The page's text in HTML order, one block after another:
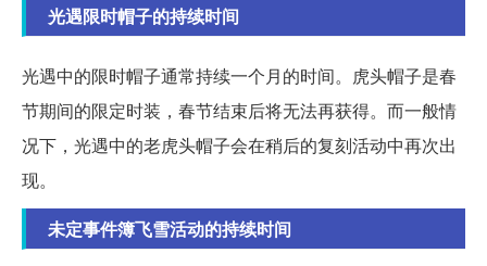
光遇限时帽子的持续时间
光遇中的限时帽子通常持续一个月的时间。虎头帽子是春
节期间的限定时装，春节结束后将无法再获得。而一般情
况下，光遇中的老虎头帽子会在稍后的复刻活动中再次出
现。
未定事件簿飞雪活动的持续时间